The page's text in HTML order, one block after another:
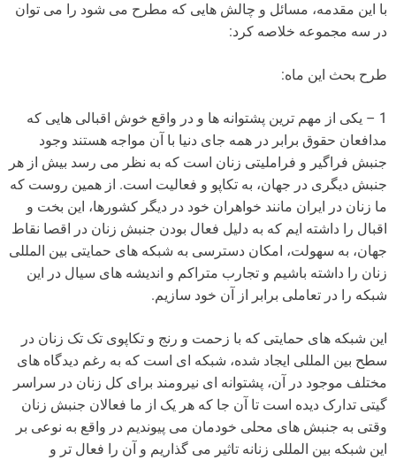
با این مقدمه، مسائل و چالش هایی که مطرح می شود را می توان
در سه مجموعه خلاصه کرد:
طرح بحث این ماه:
1 – یکی از مهم ترین پشتوانه ها و در واقع خوش اقبالی هایی که
مدافعان حقوق برابر در همه جای دنیا با آن مواجه هستند وجود
جنبش فراگیر و فراملیتی زنان است که به نظر می رسد بیش از هر
جنبش دیگری در جهان، به تکاپو و فعالیت است. از همین روست که
ما زنان در ایران مانند خواهران خود در دیگر کشورها، این بخت و
اقبال را داشته ایم که به دلیل فعال بودن جنبش زنان در اقصا نقاط
جهان، به سهولت، امکان دسترسی به شبکه های حمایتی بین المللی
زنان را داشته باشیم و تجارب متراکم و اندیشه های سیال در این
شبکه را در تعاملی برابر از آن خود سازیم.
این شبکه های حمایتی که با زحمت و رنج و تکاپوی تک تک زنان در
سطح بین المللی ایجاد شده، شبکه ای است که به رغم دیدگاه های
مختلف موجود در آن، پشتوانه ای نیرومند برای کل زنان در سراسر
گیتی تدارک دیده است تا آن جا که هر یک از ما فعالان جنبش زنان
وقتی به جنبش های محلی خودمان می پیوندیم در واقع به نوعی بر
این شبکه بین المللی زنانه تاثیر می گذاریم و آن را فعال تر و